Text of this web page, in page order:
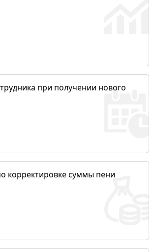
при получении нового
корректировке суммы пени